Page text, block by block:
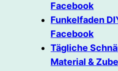
Facebook
Funkelfaden
Facebook
Tägliche
Material &